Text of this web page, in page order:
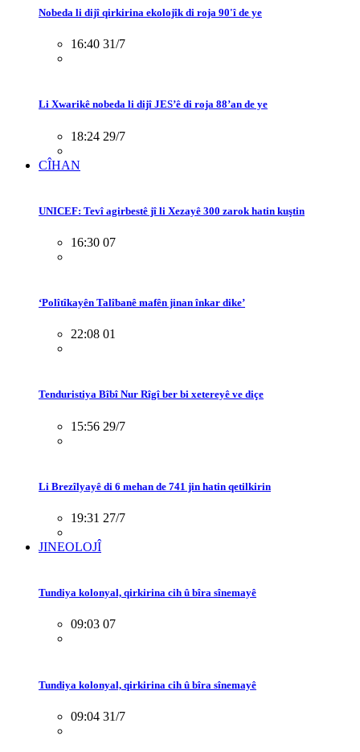
Nobeda li dijî qirkirina ekolojîk di roja 90'î de ye
16:40 31/7
Li Xwarikê nobeda li dijî JES’ê di roja 88’an de ye
18:24 29/7
CÎHAN
UNICEF: Tevî agirbestê jî li Xezayê 300 zarok hatin kuştin
16:30 07
‘Polîtîkayên Talîbanê mafên jinan înkar dike’
22:08 01
Tenduristiya Bîbî Nur Rîgî ber bi xetereyê ve diçe
15:56 29/7
Li Brezîlyayê di 6 mehan de 741 jin hatin qetilkirin
19:31 27/7
JINEOLOJÎ
Tundiya kolonyal, qirkirina cih û bîra sînemayê
09:03 07
Tundiya kolonyal, qirkirina cih û bîra sînemayê
09:04 31/7